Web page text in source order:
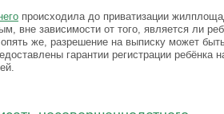
происходила до приватизации
вне зависимости от того, является ли
же, разрешение на выписку может
гарантии регистрации ребёнка